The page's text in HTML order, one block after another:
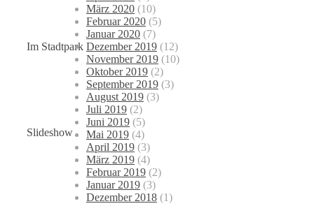
Im Stadtpark
Slideshow
März 2020 (10)
Februar 2020 (5)
Januar 2020 (7)
Dezember 2019 (12)
November 2019 (10)
Oktober 2019 (2)
September 2019 (3)
August 2019 (3)
Juli 2019 (2)
Juni 2019 (5)
Mai 2019 (4)
April 2019 (3)
März 2019 (4)
Februar 2019 (2)
Januar 2019 (3)
Dezember 2018 (1)